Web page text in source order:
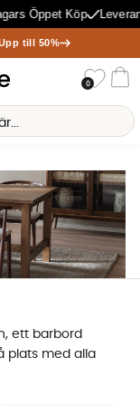
Öppet Köp Leverans
till 50%
0
ett barbord
plats med alla
Här